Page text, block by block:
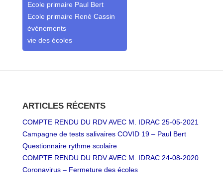
Ecole primaire Paul Bert
Ecole primaire René Cassin
événements
vie des écoles
ARTICLES RÉCENTS
COMPTE RENDU DU RDV AVEC M. IDRAC 25-05-2021
Campagne de tests salivaires COVID 19 – Paul Bert
Questionnaire rythme scolaire
COMPTE RENDU DU RDV AVEC M. IDRAC 24-08-2020
Coronavirus – Fermeture des écoles